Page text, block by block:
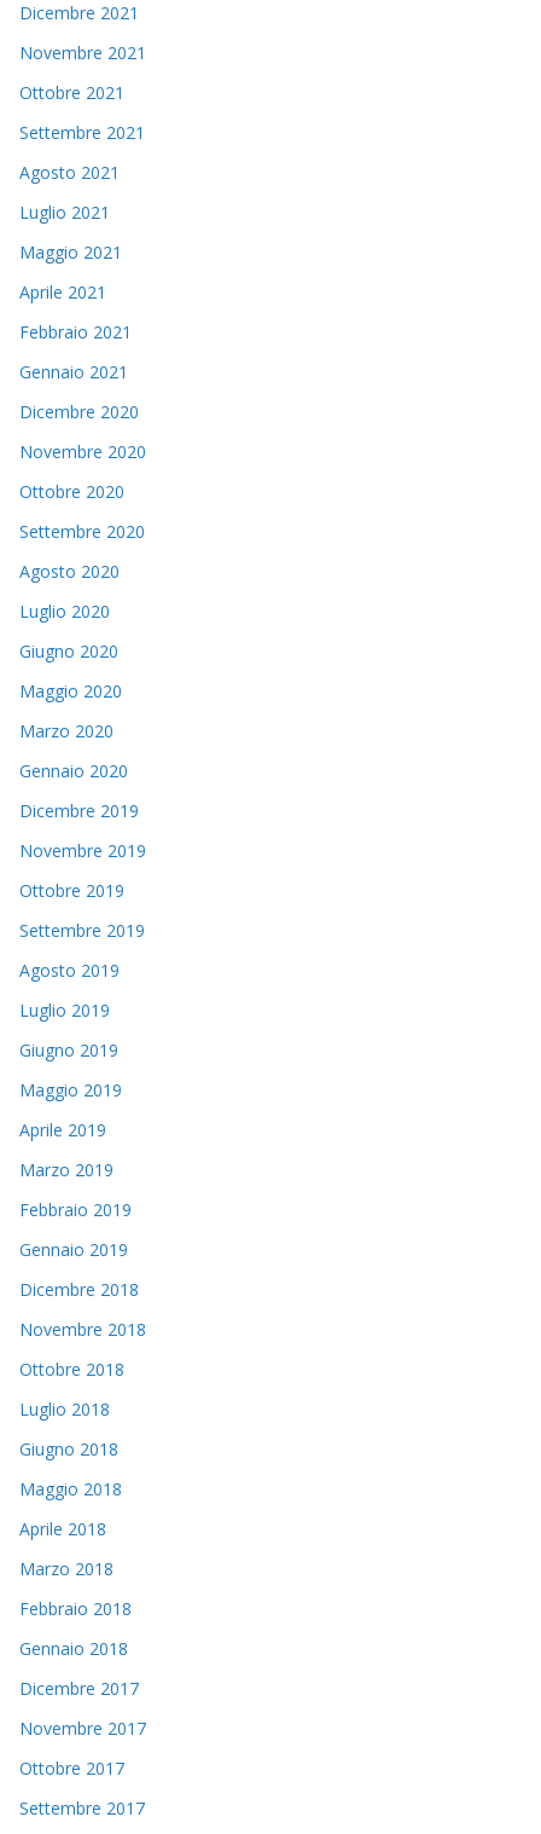
Dicembre 2021
Novembre 2021
Ottobre 2021
Settembre 2021
Agosto 2021
Luglio 2021
Maggio 2021
Aprile 2021
Febbraio 2021
Gennaio 2021
Dicembre 2020
Novembre 2020
Ottobre 2020
Settembre 2020
Agosto 2020
Luglio 2020
Giugno 2020
Maggio 2020
Marzo 2020
Gennaio 2020
Dicembre 2019
Novembre 2019
Ottobre 2019
Settembre 2019
Agosto 2019
Luglio 2019
Giugno 2019
Maggio 2019
Aprile 2019
Marzo 2019
Febbraio 2019
Gennaio 2019
Dicembre 2018
Novembre 2018
Ottobre 2018
Luglio 2018
Giugno 2018
Maggio 2018
Aprile 2018
Marzo 2018
Febbraio 2018
Gennaio 2018
Dicembre 2017
Novembre 2017
Ottobre 2017
Settembre 2017